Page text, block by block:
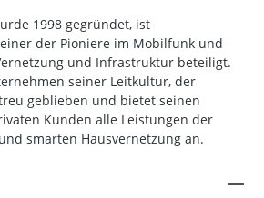
1998 gegründet, ist
der Pioniere im Mobilfunk und
und Infrastruktur beteiligt.
seiner Leitkultur, der
geblieben und bietet seinen
Kunden alle Leistungen der
smarten Hausvernetzung an.